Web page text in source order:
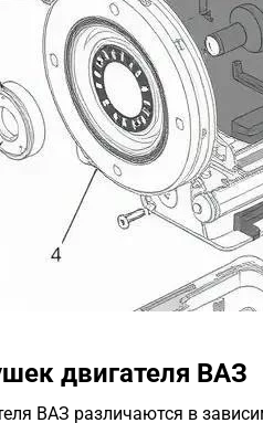
двигателя ВАЗ
ВАЗ различаются в